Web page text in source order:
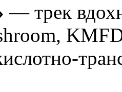
— трек